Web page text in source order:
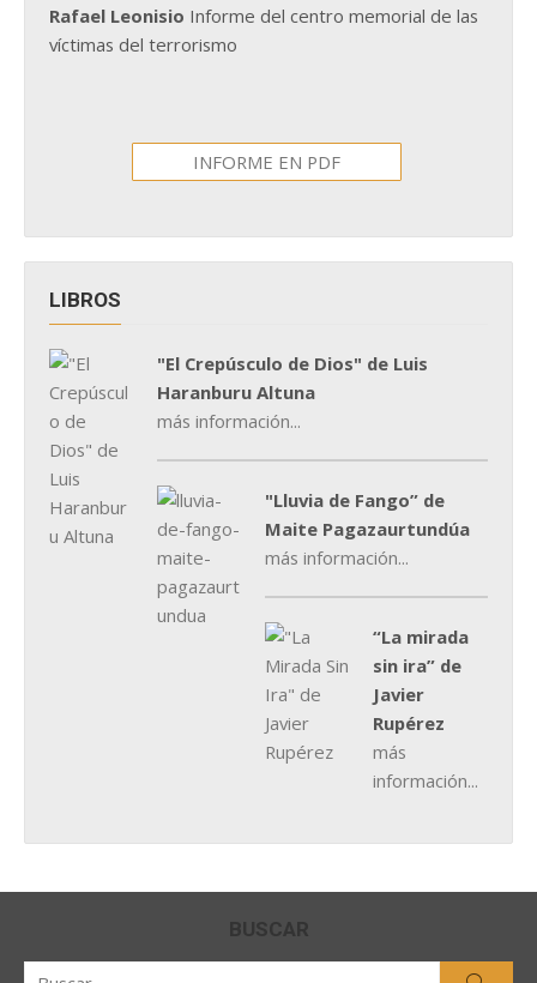
Rafael Leonisio Informe del centro memorial de las
víctimas del terrorismo
INFORME EN PDF
LIBROS
"El Crepúsculo de Dios" de Luis
Haranburu Altuna
más información...
"Lluvia de Fango” de
Maite Pagazaurtundúa
más información...
“La mirada
sin ira” de
Javier
Rupérez
más
información...
BUSCAR